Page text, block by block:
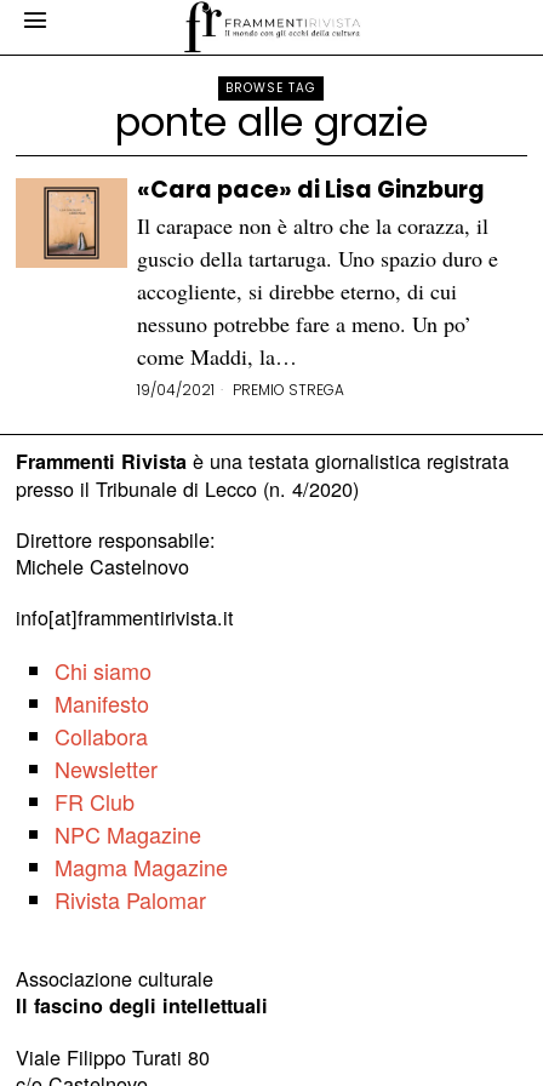
BROWSE TAG
ponte alle grazie
«Cara pace» di Lisa Ginzburg
Il carapace non è altro che la corazza, il
guscio della tartaruga. Uno spazio duro e
accogliente, si direbbe eterno, di cui
nessuno potrebbe fare a meno. Un po’
come Maddi, la…
19/04/2021 PREMIO STREGA
Frammenti Rivistaè una testata giornalistica registrata
presso il Tribunale di Lecco (n. 4/2020)
Direttore responsabile:
Michele Castelnovo
info[at]frammentirivista.it
Chi siamo
Manifesto
Collabora
Newsletter
FR Club
NPC Magazine
Magma Magazine
Rivista Palomar
Associazione culturale
Il fascino degli intellettuali
Viale Filippo Turati 80